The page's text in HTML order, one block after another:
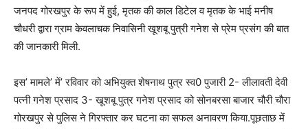
जनपद गोरखपुर के रूप में हुई, मृतक की काल डिटेल व मृतक के भाई मनीष
चौधरी द्वारा ग्राम केवलाचक निवासिनी खूशबू पुत्री गनेश से प्रेम प्रसंग की बात
की जानकारी मिली.
इस’ मामले’ में’ रविवार को अभियुक्त शेषनाथ पुत्र स्व0 पुजारी 2- लीलावती देवी
पत्नी गनेश प्रसाद 3- खूशबू पुत्र गनेश प्रसाद को सोनबरसा बाजार चौरी चौरा
गोरखपुर से पुलिस ने गिरफ्तार कर घटना का सफल अनावरण किया.पूछताछ में